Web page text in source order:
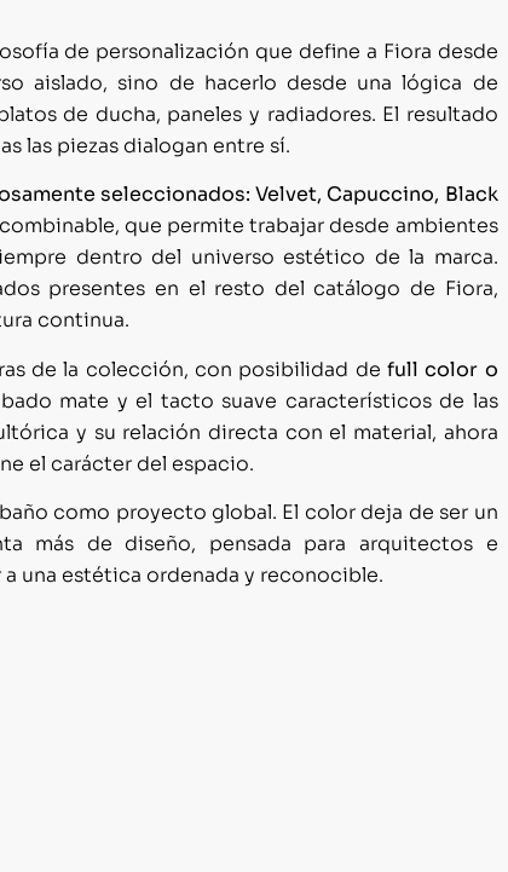
de personalización que define a Fiora desde
aislado, sino de hacerlo desde una lógica de
de ducha, paneles y radiadores. El resultado
las piezas dialogan entre sí.
seleccionados: Velvet, Capuccino, Black
que permite trabajar desde ambientes
dentro del universo estético de la marca.
presentes en el resto del catálogo de Fiora,
continua.
de la colección, con posibilidad de full color o
mate y el tacto suave característicos de las
y su relación directa con el material, ahora
el carácter del espacio.
como proyecto global. El color deja de ser un
más de diseño, pensada para arquitectos e
una estética ordenada y reconocible.